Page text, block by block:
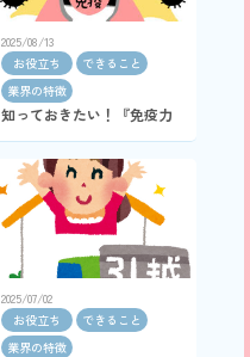
2025/08/13
お役立ち
できること
業界の特徴
知っておきたい！『免疫力
って大事なんです！！』の
2025/07/02
お役立ち
できること
業界の特徴